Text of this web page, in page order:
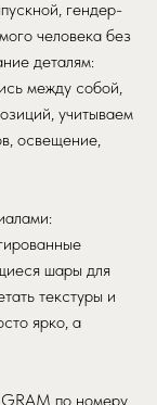
гендер-
человека без
деталям:
между собой,
учитываем
освещение,
шары для
текстуры и
ярко, а
по номеру